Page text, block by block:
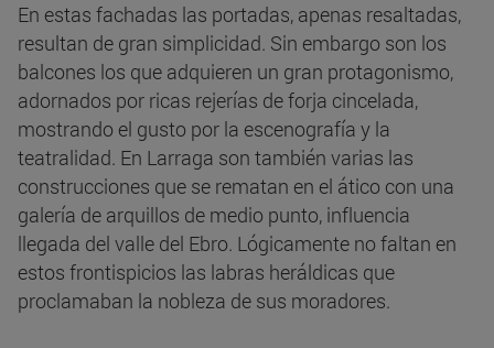
En estas fachadas las portadas, apenas resaltadas,
resultan de gran simplicidad. Sin embargo son los
balcones los que adquieren un gran protagonismo,
adornados por ricas rejerías de forja cincelada,
mostrando el gusto por la escenografía y la
teatralidad. En Larraga son también varias las
construcciones que se rematan en el ático con una
galería de arquillos de medio punto, influencia
llegada del valle del Ebro. Lógicamente no faltan en
estos frontispicios las labras heráldicas que
proclamaban la nobleza de sus moradores.